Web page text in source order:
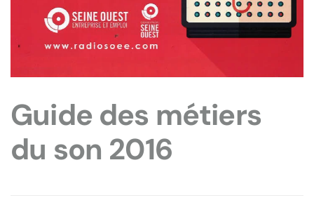
Guide des métiers
du son 2016